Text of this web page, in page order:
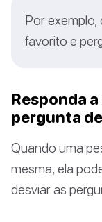
Por
favorito e
Responda
pergunta
Quando uma
mesma, ela
desviar as